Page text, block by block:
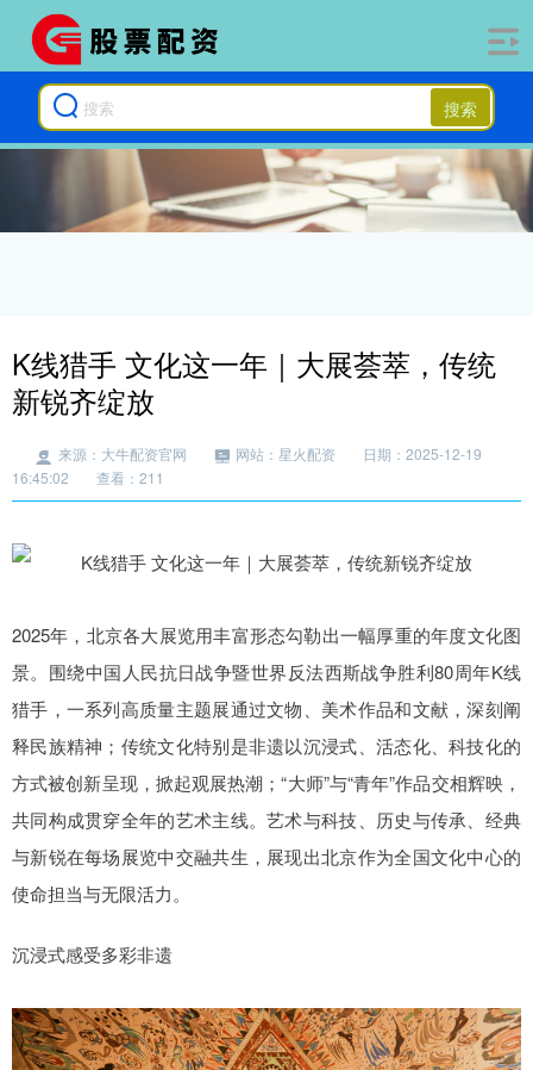
搜索
K线猎手 文化这一年｜大展荟萃，传统
新锐齐绽放
来源：大牛配资官网 网站：星火配资
日期：2025-12-19
16:45:02
查看：211
2025年，北京各大展览用丰富形态勾勒出一幅厚重的年度文化图
景。围绕中国人民抗日战争暨世界反法西斯战争胜利80周年K线
猎手，一系列高质量主题展通过文物、美术作品和文献，深刻阐
释民族精神；传统文化特别是非遗以沉浸式、活态化、科技化的
方式被创新呈现，掀起观展热潮；“大师”与“青年”作品交相辉映，
共同构成贯穿全年的艺术主线。艺术与科技、历史与传承、经典
与新锐在每场展览中交融共生，展现出北京作为全国文化中心的
使命担当与无限活力。
沉浸式感受多彩非遗